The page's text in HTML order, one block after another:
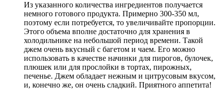
Из указанного количества ингредиентов получается
немного готового продукта. Примерно 300-350 мл,
поэтому если потребуется, то увеличивайте пропорции.
Этого объема вполне достаточно для хранения в
холодильнике на небольшой период времени. Такой
джем очень вкусный с багетом и чаем. Его можно
использовать в качестве начинки для пирогов, булочек,
плюшек или для прослойки в тортах, пирожных,
печенье. Джем обладает нежным и цитрусовым вкусом,
и, конечно же, он очень сладкий. Приятного аппетита!